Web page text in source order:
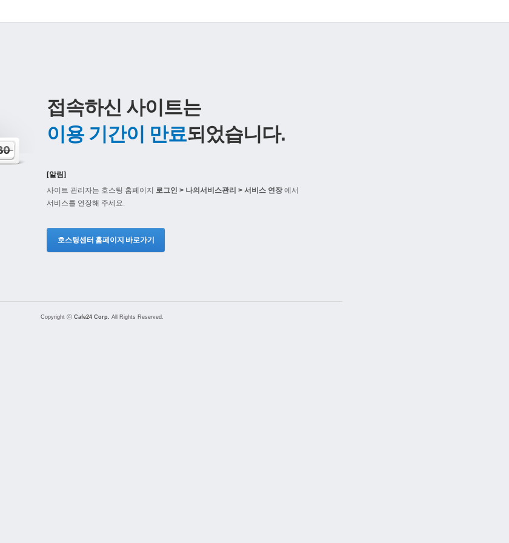
접속하신 사이트는
이용 기간이 만료되었습니다.
[알림]
사이트 관리자는 호스팅 홈페이지 로그인 > 나의서비스관리 > 서비스 연장에서
서비스를 연장해 주세요.
호스팅센터 홈페이지 바로가기
Copyright ⓒ Cafe24 Corp. All Rights Reserved.